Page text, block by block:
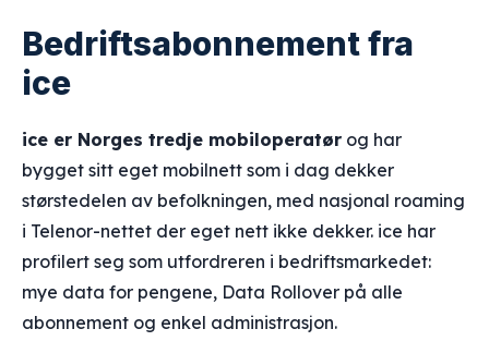
Bedriftsabonnement fra
ice
ice er Norges tredje mobiloperatør og har
bygget sitt eget mobilnett som i dag dekker
størstedelen av befolkningen, med nasjonal roaming
i Telenor-nettet der eget nett ikke dekker. ice har
profilert seg som utfordreren i bedriftsmarkedet:
mye data for pengene, Data Rollover på alle
abonnement og enkel administrasjon.